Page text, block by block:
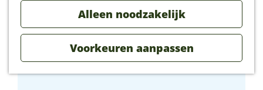
Alleen noodzakelijk
Voorkeuren aanpassen
Kasteel Woerden - Zakelijk